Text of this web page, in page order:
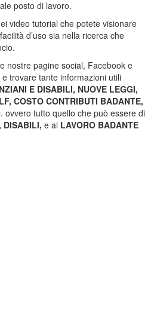
posto di lavoro.
video tutorial che potete visionare
d’uso sia nella ricerca che
nostre pagine social, Facebook e
trovare tante informazioni utili
E DISABILI, NUOVE LEGGI,
COSTO CONTRIBUTI BADANTE,
ovvero tutto quello che può essere di
DISABILI, e al LAVORO BADANTE